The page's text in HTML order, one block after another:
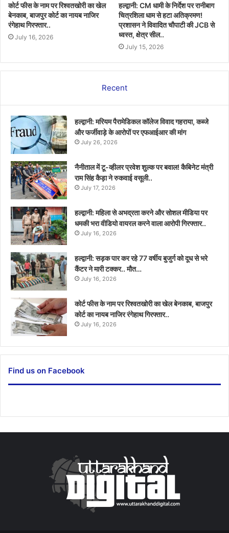
कोर्ट फीस के नाम पर रिश्वतखोरी का खेल
बेनकाब, बाजपुर कोर्ट का नायब नाजिर
रंगेहाथ गिरफ्तार..
July 16, 2026
हल्द्वानी: CM धामी के निर्देश पर रानीबाग
चित्रशिला धाम से हटा अतिक्रमण!
प्रशासन ने विवादित चौपाटी की JCB से
ध्वस्त, क्षेत्र सील..
July 15, 2026
Recent
हल्द्वानी: मरियम पैरामेडिकल कॉलेज विवाद गहराया, कब्जे
और फर्जीवाड़े के आरोपों पर एफआईआर की मांग
July 26, 2026
नैनीताल में टू-व्हीलर प्रवेश शुल्क पर बवाल! कैबिनेट मंत्री
राम सिंह कैड़ा ने रुकवाई वसूली..
July 17, 2026
हल्द्वानी: महिला से अभद्रता करने और सोशल मीडिया पर
धमकी भरा वीडियो वायरल करने वाला आरोपी गिरफ्तार..
July 16, 2026
हल्द्वानी: सड़क पार कर रहे 77 वर्षीय बुजुर्ग को दूध से भरे
कैंटर ने मारी टक्कर.. मौत…
July 16, 2026
कोर्ट फीस के नाम पर रिश्वतखोरी का खेल बेनकाब, बाजपुर
कोर्ट का नायब नाजिर रंगेहाथ गिरफ्तार..
July 16, 2026
Find us on Facebook